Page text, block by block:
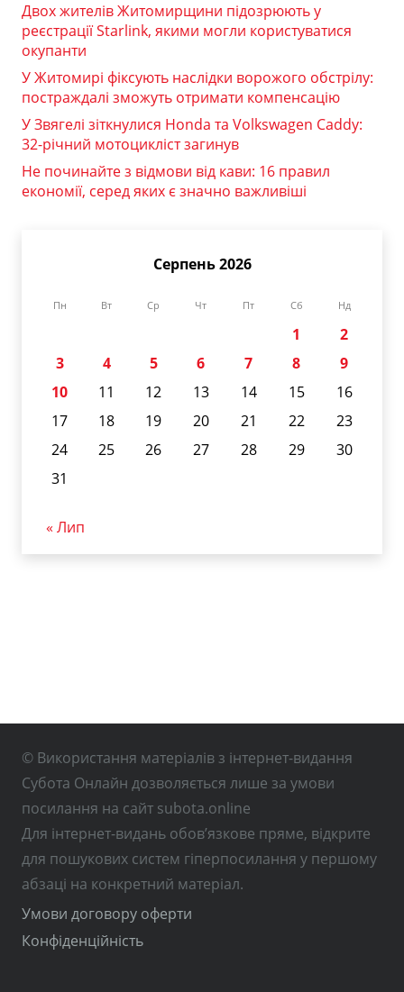
Двох жителів Житомирщини підозрюють у
реєстрації Starlink, якими могли користуватися
окупанти
У Житомирі фіксують наслідки ворожого обстрілу:
постраждалі зможуть отримати компенсацію
У Звягелі зіткнулися Honda та Volkswagen Caddy:
32-річний мотоцикліст загинув
Не починайте з відмови від кави: 16 правил
економії, серед яких є значно важливіші
Серпень 2026
Пн Вт Ср Чт Пт Сб Нд
1
2
3
4 5 6 7 8
9
10
11 12 13 14 15
16
17
18 19 20 21 22
23
24
25 26 27 28 29
30
31
« Лип
© Використання матеріалів з інтернет-видання
Субота Онлайн дозволяється лише за умови
посилання на сайт subota.online
Для інтернет-видань обов’язкове пряме, відкрите
для пошукових систем гіперпосилання у першому
абзаці на конкретний матеріал.
Умови договору оферти
Конфіденційність